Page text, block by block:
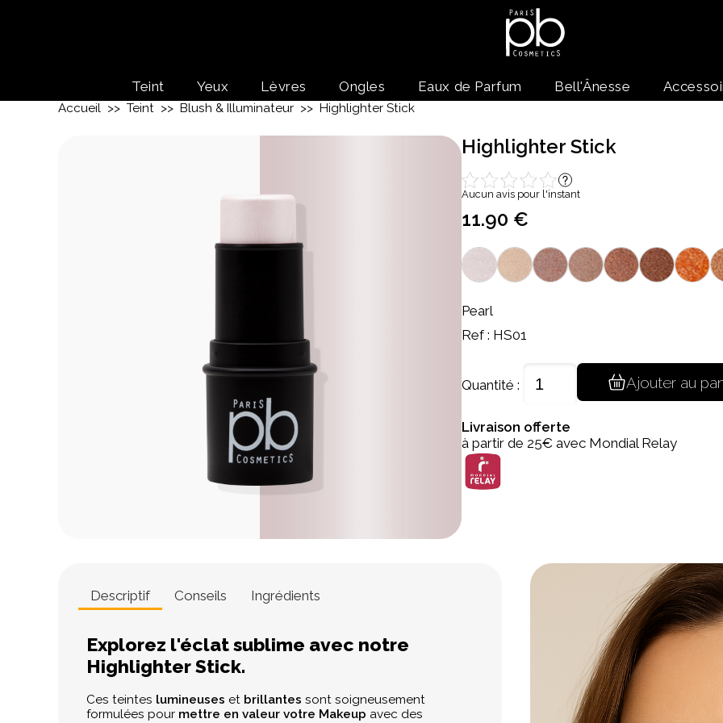
Teint Yeux Lèvres Ongles Eaux de Parfum Bell'Ânesse
Accueil >> Teint >> Blush & Illuminateur >> Highlighter Stick
Highlighter Stick
Aucun avis pour l'instant
11.90 €
Pearl
Ref : HS01
Quantité : Ajouter au
Livraison offerte
à partir de 25€ avec Mondial Relay
Descriptif Conseils Ingrédients
Explorez l'éclat sublime avec notre
Highlighter Stick.
Ces teintes lumineuses et brillantes sont soigneusement
formulées pour mettre en valeur votre Makeup avec des